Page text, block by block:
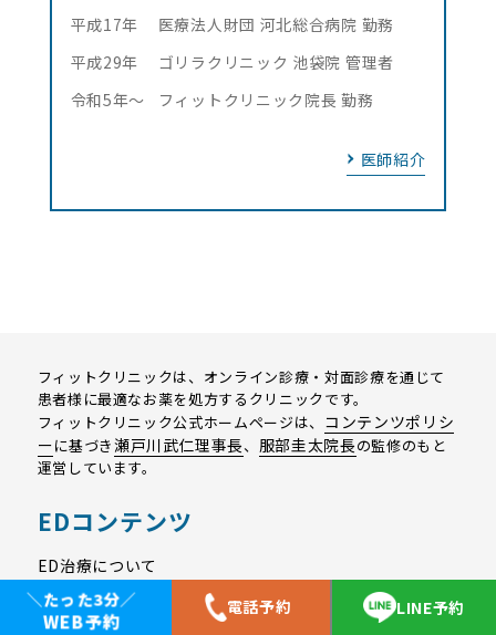
平成17年
医療法人財団 河北総合病院 勤務
平成29年
ゴリラクリニック 池袋院 管理者
令和5年～
フィットクリニック院長 勤務
医師紹介
フィットクリニックは、オンライン診療・対面診療を通じて
患者様に最適なお薬を処方するクリニックです。
フィットクリニック公式ホームページは、 コンテンツポリシ
ーに基づき瀬戸川武仁理事長、 服部圭太院長の監修のもと
運営しています。
EDコンテンツ
ED治療について
EDオンライン診療の予約方法
＼たった3分／
WEB予約
電話予約 LINE予約